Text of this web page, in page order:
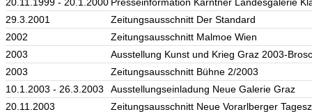
29.3.2001
Zeitungsausschnitt Der Standard
2002
Zeitungsausschnitt Malmoe Wien
2003
Ausstellung Kunst und Krieg Graz 2003-
2003
Zeitungsausschnitt Bühne 2/2003
10.1.2003 - 26.3.2003
Ausstellungseinladung Neue Galerie Graz
20.11.2003
Zeitungsausschnitt Neue Vorarlberger